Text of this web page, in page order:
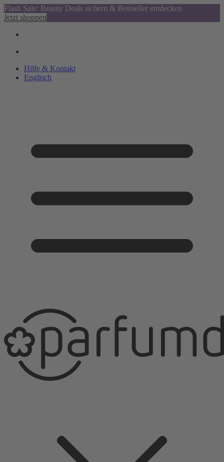
Flash Sale: Beauty Deals sichern & Bestseller entdecken
Jetzt shoppen
Hilfe & Kontakt
Englisch